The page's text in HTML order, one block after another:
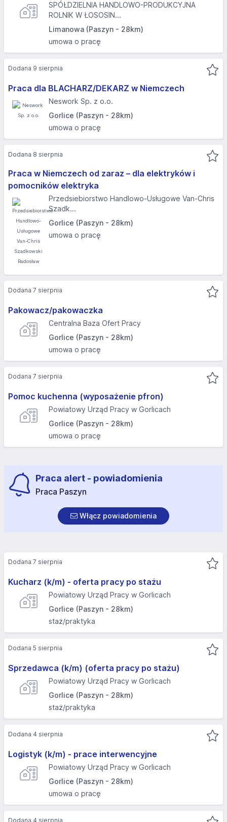
SPÓŁDZIELNIA HANDLOWO-PRODUKCYJNA
ROLNIK W ŁOSOSIN...
Limanowa (Paszyn - 28km)
umowa o pracę
Praca dla BLACHARZ/DEKARZ w Niemczech
Neswork Sp. z o.o.
Gorlice (Paszyn - 28km)
umowa o pracę
Dodana 9 sierpnia
Praca w Niemczech od zaraz – dla elektryków i
pomocników elektryka
Przedsiebiorstwo Handlowo-Usługowe Van-Chris
Szadk...
Gorlice (Paszyn - 28km)
umowa o pracę
Dodana 8 sierpnia
Pakowacz/pakowaczka
Centralna Baza Ofert Pracy
Gorlice (Paszyn - 28km)
umowa o pracę
Dodana 7 sierpnia
Pomoc kuchenna (wyposażenie pfron)
Powiatowy Urząd Pracy w Gorlicach
Gorlice (Paszyn - 28km)
umowa o pracę
Dodana 7 sierpnia
Praca alert - powiadomienia
Praca Paszyn
Włącz powiadomienia
Kucharz (k/m) - oferta pracy po stażu
Powiatowy Urząd Pracy w Gorlicach
Gorlice (Paszyn - 28km)
staż/praktyka
Dodana 7 sierpnia
Sprzedawca (k/m) (oferta pracy po stażu)
Powiatowy Urząd Pracy w Gorlicach
Gorlice (Paszyn - 28km)
staż/praktyka
Dodana 5 sierpnia
Logistyk (k/m) - prace interwencyjne
Powiatowy Urząd Pracy w Gorlicach
Gorlice (Paszyn - 28km)
umowa o pracę
Dodana 4 sierpnia
Dodana 4 sierpnia